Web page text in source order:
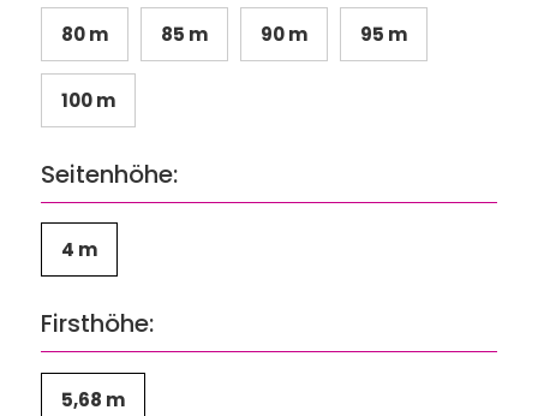
80 m 85 m 90 m 95 m
100 m
Seitenhöhe:
4 m
Firsthöhe:
5,68 m